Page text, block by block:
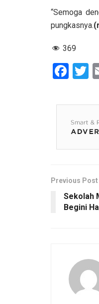
“Semoga
pungkasnya.
369
F
ce
b
o
o
T
tt
Previous Post
Sekolah
Begini